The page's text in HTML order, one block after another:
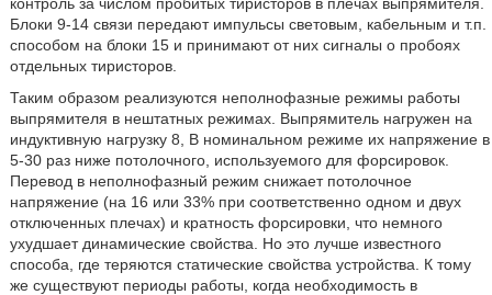
Блоки 9-14 связи передают импульсы световым, кабельным и т.п.
способом на блоки 15 и принимают от них сигналы о пробоях
отдельных тиристоров.
Таким образом реализуются неполнофазные режимы работы
выпрямителя в нештатных режимах. Выпрямитель нагружен на
индуктивную нагрузку 8, В номинальном режиме их напряжение в
5-30 раз ниже потолочного, используемого для форсировок.
Перевод в неполнофазный режим снижает потолочное
напряжение (на 16 или 33% при соответственно одном и двух
отключенных плечах) и кратность форсировки, что немного
ухудшает динамические свойства. Но это лучше известного
способа, где теряются статические свойства устройства. К тому
же существуют периоды работы, когда необходимость в